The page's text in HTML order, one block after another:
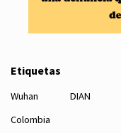
Etiquetas
Wuhan DIAN
Colombia